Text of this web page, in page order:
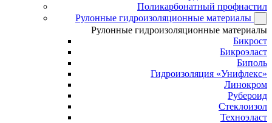
Поликарбонатный профнастил
Рулонные гидроизоляционные материалы
Рулонные гидроизоляционные материалы
Бикрост
Бикроэласт
Биполь
Гидроизоляция «Унифлекс»
Линокром
Рубероид
Стеклоизол
Техноэласт